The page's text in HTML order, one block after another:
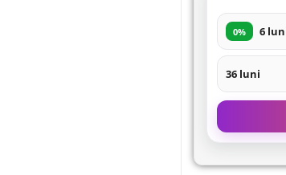
0% 6
36 luni